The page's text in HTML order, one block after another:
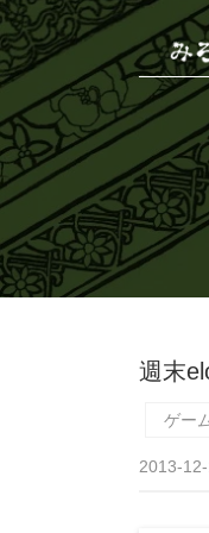
週末
ゲー
2013-